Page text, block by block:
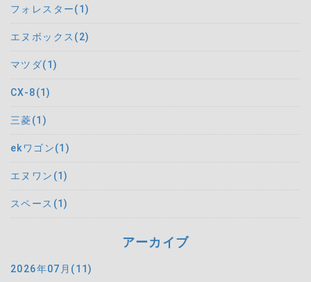
フォレスター(1)
エヌボックス(2)
マツダ(1)
CX-8(1)
三菱(1)
ekワゴン(1)
エヌワン(1)
スペース(1)
アーカイブ
2026年07月(11)